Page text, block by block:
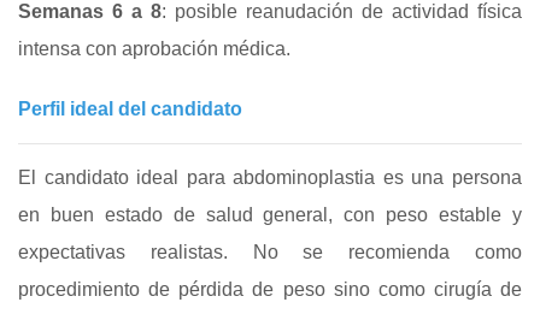
Semanas 6 a 8: posible reanudación de actividad física
intensa con aprobación médica.
Perfil ideal del candidato
El candidato ideal para abdominoplastia es una persona
en buen estado de salud general, con peso estable y
expectativas realistas. No se recomienda como
procedimiento de pérdida de peso sino como cirugía de